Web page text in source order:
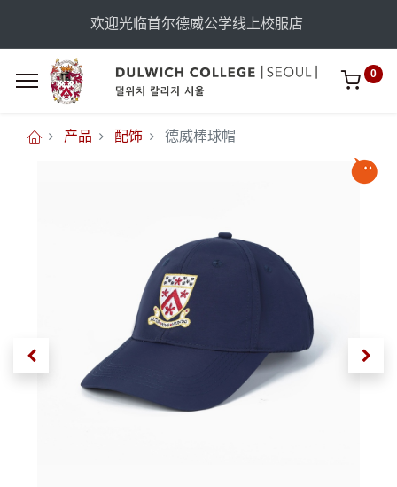
欢迎光临首尔德威公学线上校服店
0
产品 配饰 德威棒球帽